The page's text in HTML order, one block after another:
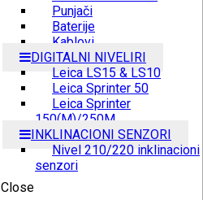
Punjači
Baterije
Kablovi
DIGITALNI NIVELIRI
Leica LS15 & LS10
Leica Sprinter 50
Leica Sprinter
150(M)/250M
INKLINACIONI SENZORI
Nivel 210/220 inklinacioni
senzori
Close